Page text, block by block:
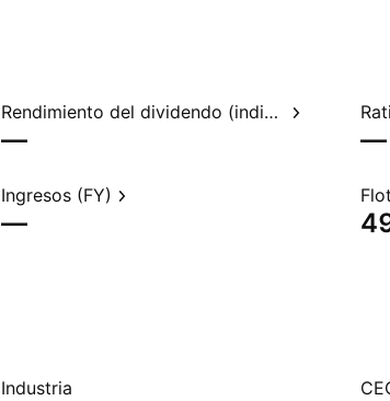
Rendimiento del dividendo (indicado)
— —
Ingresos (FY)
—
Industria